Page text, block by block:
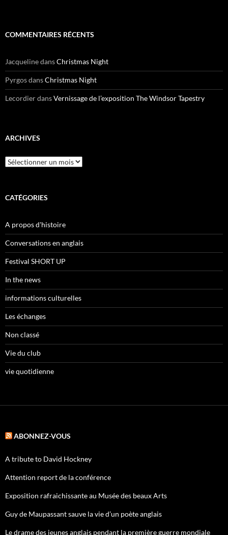
COMMENTAIRES RÉCENTS
JacquelinedansChristmas Night
PyrgosdansChristmas Night
LecordierdansVernissage de l’exposition The Windsor Tapestry
ARCHIVES
Archives
CATÉGORIES
A propos d'histoire
Conversations en anglais
Festival SHORT UP
In the news
informations culturelles
Les échanges
Non classé
Vie du club
vie quotidienne
ABONNEZ-VOUS
A tribute to David Hockney
Attention report de la conférence
Exposition rafraichissante au Musée des beaux Arts
Guy de Maupassant sauve la vie d’un poète anglais
Le drame des jeunes anglais pendant la première guerre mondiale